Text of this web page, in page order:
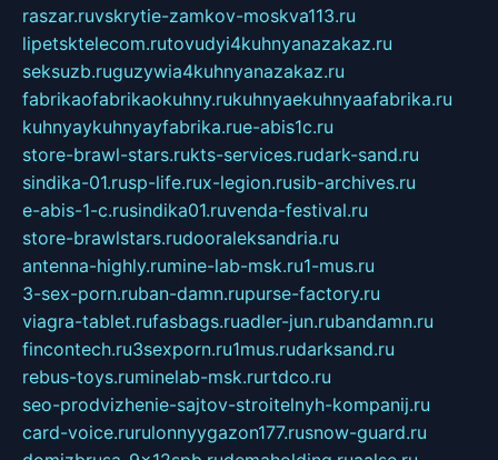
raszar.ruvskrytie-zamkov-moskva113.ru
lipetsktelecom.rutovudyi4kuhnyanazakaz.ru
seksuzb.ruguzywia4kuhnyanazakaz.ru
fabrikaofabrikaokuhny.rukuhnyaekuhnyaafabrika.ru
kuhnyaykuhnyayfabrika.rue-abis1c.ru
store-brawl-stars.rukts-services.rudark-sand.ru
sindika-01.rusp-life.rux-legion.rusib-archives.ru
e-abis-1-c.rusindika01.ruvenda-festival.ru
store-brawlstars.rudooraleksandria.ru
antenna-highly.rumine-lab-msk.ru1-mus.ru
3-sex-porn.ruban-damn.rupurse-factory.ru
viagra-tablet.rufasbags.ruadler-jun.rubandamn.ru
fincontech.ru3sexporn.ru1mus.rudarksand.ru
rebus-toys.ruminelab-msk.rurtdco.ru
seo-prodvizhenie-sajtov-stroitelnyh-kompanij.ru
card-voice.rurulonnyygazon177.rusnow-guard.ru